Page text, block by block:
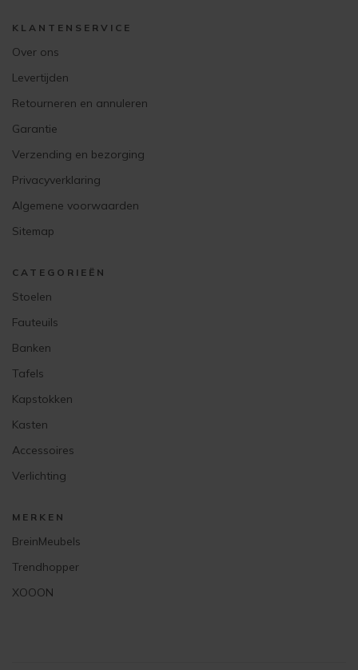
KLANTENSERVICE
Over ons
Levertijden
Retourneren en annuleren
Garantie
Verzending en bezorging
Privacyverklaring
Algemene voorwaarden
Sitemap
CATEGORIEËN
Stoelen
Fauteuils
Banken
Tafels
Kapstokken
Kasten
Accessoires
Verlichting
MERKEN
BreinMeubels
Trendhopper
XOOON